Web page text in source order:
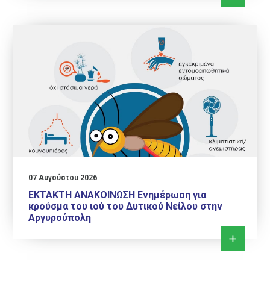
07 Αυγούστου 2026
ΕΚΤΑΚΤΗ ΑΝΑΚΟΙΝΩΣΗ Ενημέρωση για
κρούσμα του ιού του Δυτικού Νείλου στην
Αργυρούπολη